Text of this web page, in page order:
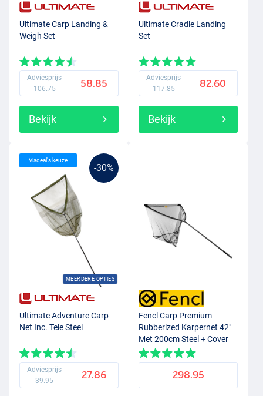
zeer zware vis is gevangen, mag het net nooit als een hengel, recht
omhoog, worden opgetild. Haal het schepnet altijd naar je toe. Dit
beschermt het handvat en bovendien kan de vis hierdoor niet
Ultimate Carp Landing &
Weigh Set
Adviesprijs
106.75
58.85
Bekijk
Ultimate Cradle Landing
Set
Adviesprijs
117.85
82.60
Bekijk
-30%
MEERDERE OPTIES
Visdeal's keuze
Ultimate Adventure Carp
Net Inc. Tele Steel
Adviesprijs
39.95
27.86
Fencl Carp Premium
Rubberized Karpernet 42"
Met 200cm Steel + Cover
298.95